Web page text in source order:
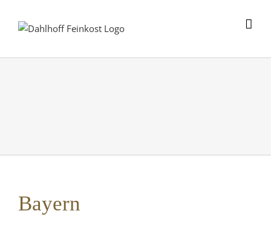
Bayern